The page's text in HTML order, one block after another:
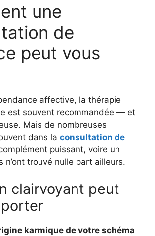
une
de
peut vous
affective, la thérapie
est souvent recommandée — et
Mais de nombreuses
dans la consultation de
puissant, voire un
n’ont trouvé nulle part ailleurs.
clairvoyant peut
karmique de votre schéma